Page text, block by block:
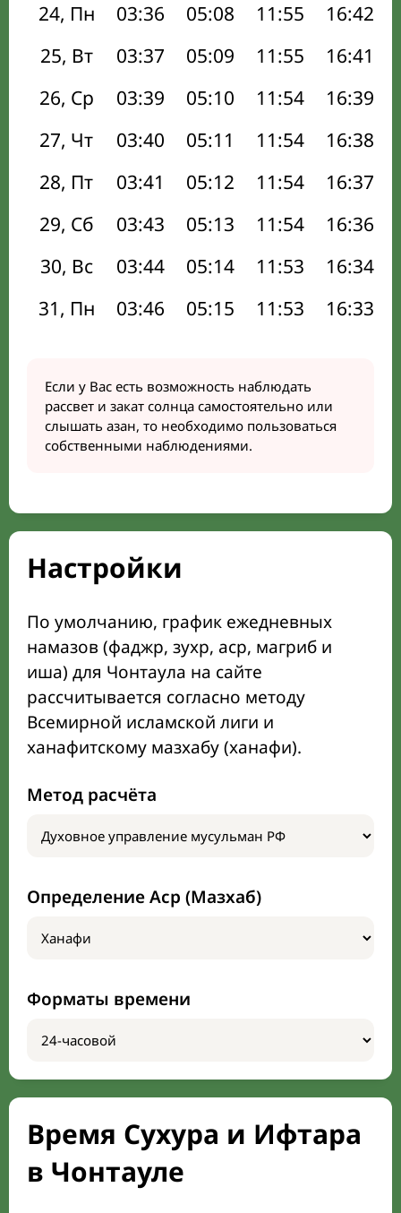
24, Пн
03:36 05:08 11:55 16:42
25, Вт
03:37 05:09 11:55 16:41
26, Ср
03:39 05:10 11:54 16:39
27, Чт
03:40 05:11 11:54 16:38
28, Пт
03:41 05:12 11:54 16:37
29, Сб
03:43 05:13 11:54 16:36
30, Вс
03:44 05:14 11:53 16:34
31, Пн
03:46 05:15 11:53 16:33
Если у Вас есть возможность наблюдать
рассвет и закат солнца самостоятельно или
слышать азан, то необходимо пользоваться
собственными наблюдениями.
Настройки
По умолчанию, график ежедневных
намазов (фаджр, зухр, аср, магриб и
иша) для Чонтаула на сайте
рассчитывается согласно методу
Всемирной исламской лиги и
ханафитскому мазхабу (ханафи).
Метод расчёта
Определение Аср (Мазхаб)
Форматы времени
Время Сухура и Ифтара
в Чонтауле